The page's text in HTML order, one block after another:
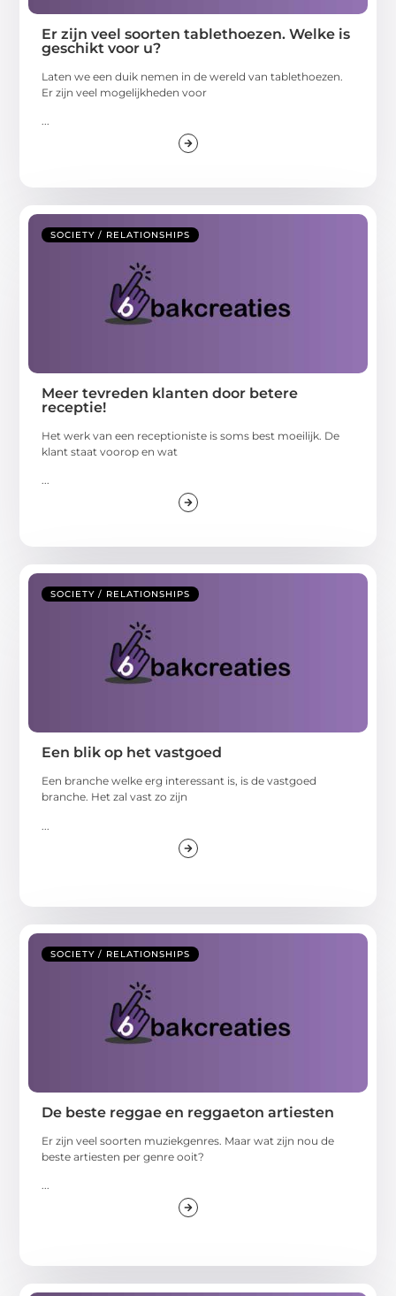
Er zijn veel soorten tablethoezen. Welke is
geschikt voor u?
Laten we een duik nemen in de wereld van tablethoezen.
Er zijn veel mogelijkheden voor
SOCIETY / RELATIONSHIPS
Meer tevreden klanten door betere
receptie!
Het werk van een receptioniste is soms best moeilijk. De
klant staat voorop en wat
...
SOCIETY / RELATIONSHIPS
Een blik op het vastgoed
Een branche welke erg interessant is, is de vastgoed
branche. Het zal vast zo zijn
SOCIETY / RELATIONSHIPS
De beste reggae en reggaeton artiesten
Er zijn veel soorten muziekgenres. Maar wat zijn nou de
beste artiesten per genre ooit?
...